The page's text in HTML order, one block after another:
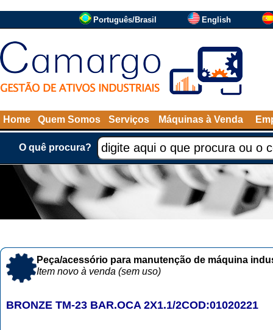
Português/Brasil English
Home Quem Somos Serviços Máquinas à Venda
O quê procura?
Peça/acessório para manutenção de máquina
Item novo à venda (sem uso)
BRONZE TM-23 BAR.OCA 2X1.1/2COD:01020221